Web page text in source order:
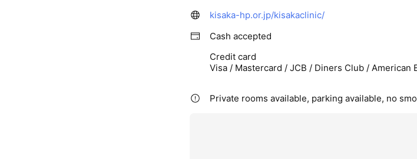
kisaka-hp.or.jp/kisakaclinic/
Cash accepted
Credit card
Visa / Mastercard / JCB / Diners Club / American
Private rooms available, parking available, no